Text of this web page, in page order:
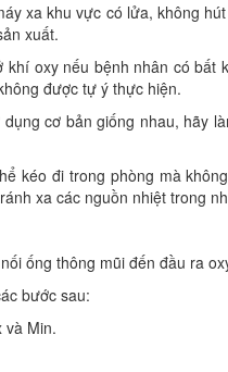
xa khu vực có lửa, không
xuất.
oxy nếu bệnh nhân có bất
được tự ý thực hiện.
cơ bản giống nhau, hãy
kéo đi trong phòng mà
xa các nguồn nhiệt trong
ống thông mũi đến đầu ra
bước sau:
và Min.